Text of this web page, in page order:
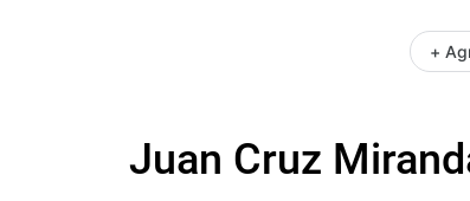
+
Juan Cruz